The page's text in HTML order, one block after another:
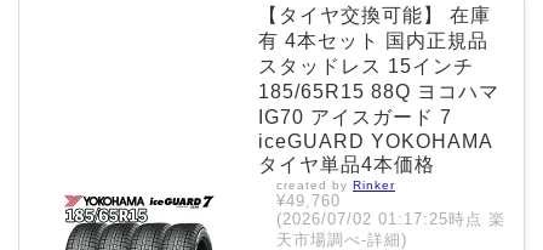
【タイヤ交換可能】 在庫
有 4本セット 国内正規品
スタッドレス 15インチ
185/65R15 88Q ヨコハマ
IG70 アイスガード 7
iceGUARD YOKOHAMA
タイヤ単品4本価格
created by Rinker
¥49,760
(2026/07/02 01:17:25時点 楽
天市場調べ-詳細)